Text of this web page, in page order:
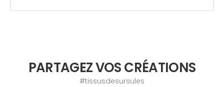
PARTAGEZ VOS CRÉATIONS
#tissusdesursules